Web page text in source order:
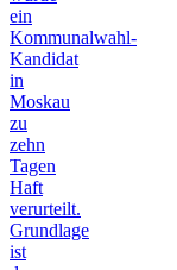
ein
Kommunalwahl-
Kandidat
in
Moskau
zu
zehn
Tagen
Haft
verurteilt.
Grundlage
ist